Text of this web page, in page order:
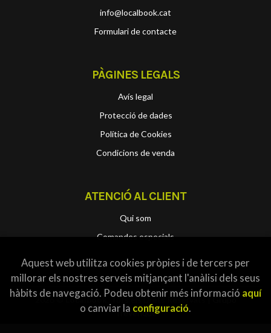
info@localbook.cat
Formulari de contacte
PÀGINES LEGALS
Avís legal
Protecció de dades
Política de Cookies
Condicions de venda
ATENCIÓ AL CLIENT
Qui som
Comandes especials
2026 © Localbook . Tots els Drets Reservats | Grupo
Trevenque
Aquest web utilitza cookies pròpies i de tercers per
millorar els nostres serveis mitjançant l'anàlisi dels seus
hàbits de navegació. Podeu obtenir més informació aquí
o canviar la configuració.